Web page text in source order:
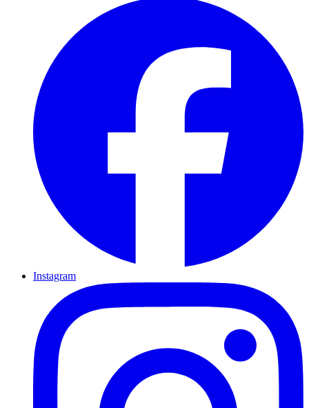
Instagram